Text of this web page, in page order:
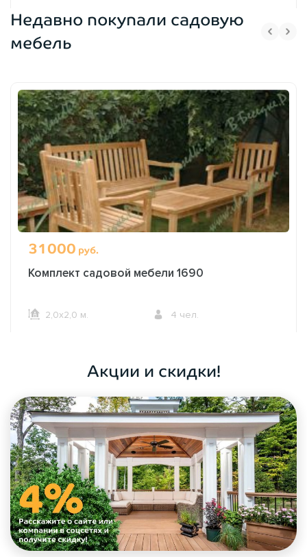
ОФОРМИТЬ ЗАКАЗ
Недавно покупали садовую
мебель
31000 руб.
Комплект садовой мебели 1690
2,0х2,0 м. 4 чел.
Акции и скидки!